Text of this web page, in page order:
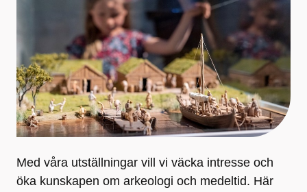
Med våra utställningar vill vi väcka intresse och
öka kunskapen om arkeologi och medeltid. Här